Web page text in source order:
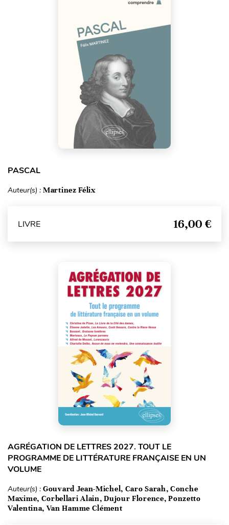
PASCAL
Auteur(s) : Martinez Félix
LIVRE 16,00 €
AGRÉGATION DE LETTRES 2027. TOUT LE
PROGRAMME DE LITTÉRATURE FRANÇAISE EN UN
VOLUME
Auteur(s) : Gouvard Jean-Michel, Caro Sarah, Conche
Maxime, Corbellari Alain, Dujour Florence, Ponzetto
Valentina, Van Hamme Clément